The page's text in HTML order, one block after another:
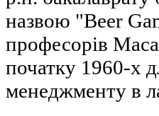
назвою "Beer
професорів
початку 1960-х
менеджменту в